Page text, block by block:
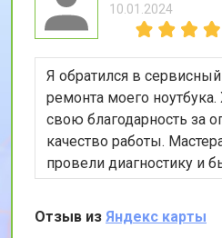
10.01.2024
Я обратился в
ремонта моего
свою благодарность за
качество работы.
провели диагностику и
проблему. Особенно
ремонтные работы.
всем, кто ценит качество
Отзыв из Яндекс карты